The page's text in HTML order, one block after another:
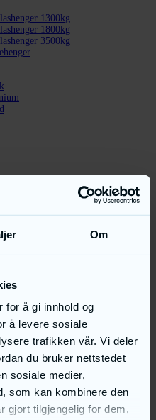
Om
for å gi innhold og
å levere sosiale
trafikken vår. Vi deler
du bruker nettstedet
sosiale medier,
som kan kombinere den
gjort tilgjengelig for dem,
1300kg
1800kg
3500kg